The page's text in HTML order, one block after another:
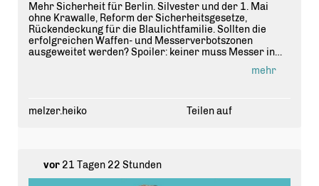
Mehr Sicherheit für Berlin. Silvester und der 1. Mai
ohne Krawalle, Reform der Sicherheitsgesetze,
Rückendeckung für die Blaulichtfamilie. Sollten die
erfolgreichen Waffen- und Messerverbotszonen
ausgeweitet werden? Spoiler: keiner muss Messer in
Berlin tragen, das ist meine Meinung. Wie ist Eure - ich
mehr
melzer.heiko Teilen auf
vor21 Tagen 22 Stunden